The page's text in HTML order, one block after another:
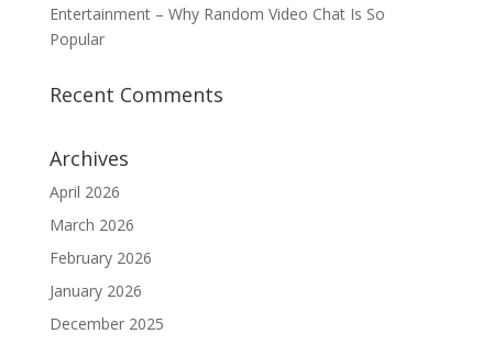
Entertainment – Why Random Video Chat Is So
Popular
Recent Comments
Archives
April 2026
March 2026
February 2026
January 2026
December 2025